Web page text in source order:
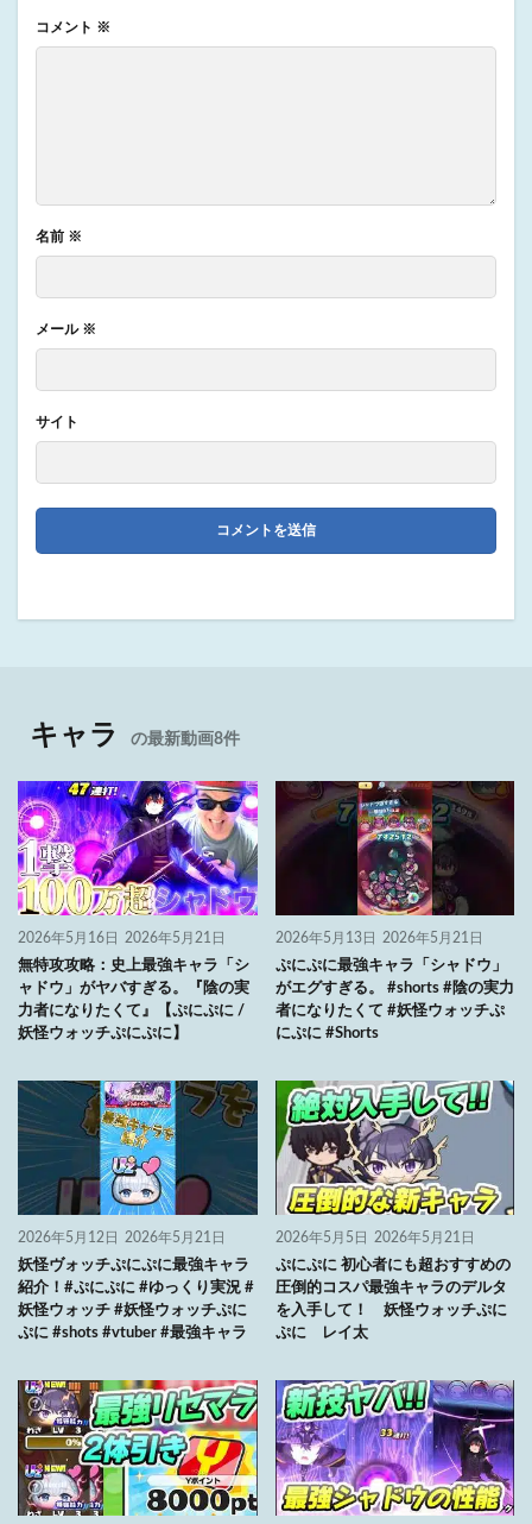
コメント ※
名前 ※
メール ※
サイト
キャラ の最新動画8件
2026年5月16日 2026年5月21日
無特攻攻略：史上最強キャラ「シ
ャドウ」がヤバすぎる。『陰の実
力者になりたくて』【ぷにぷに /
妖怪ウォッチぷにぷに】
2026年5月13日 2026年5月21日
ぷにぷに最強キャラ「シャドウ」
がエグすぎる。 #shorts #陰の実力
者になりたくて #妖怪ウォッチぷ
にぷに #Shorts
2026年5月12日 2026年5月21日
妖怪ヴォッチぷにぷに最強キャラ
紹介！#ぷにぷに #ゆっくり実況 #
妖怪ウォッチ #妖怪ウォッチぷに
ぷに #shots #vtuber #最強キャラ
2026年5月5日 2026年5月21日
ぷにぷに 初心者にも超おすすめの
圧倒的コスパ最強キャラのデルタ
を入手して！ 妖怪ウォッチぷに
ぷに レイ太